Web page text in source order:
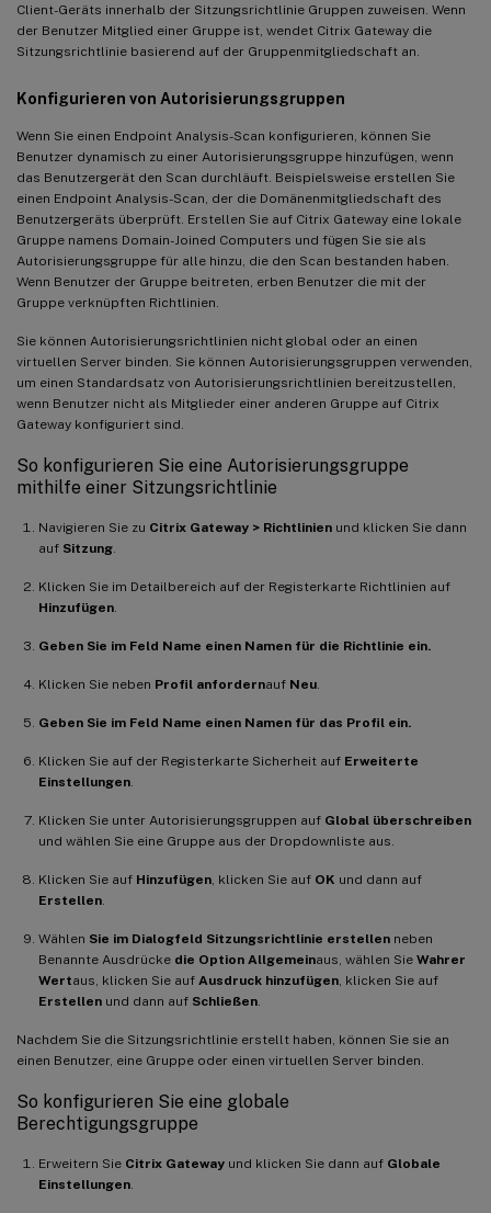
Client-Geräts innerhalb der Sitzungsrichtlinie Gruppen zuweisen. Wenn
der Benutzer Mitglied einer Gruppe ist, wendet Citrix Gateway die
Sitzungsrichtlinie basierend auf der Gruppenmitgliedschaft an.
Konfigurieren von Autorisierungsgruppen
Wenn Sie einen Endpoint Analysis-Scan konfigurieren, können Sie
Benutzer dynamisch zu einer Autorisierungsgruppe hinzufügen, wenn
das Benutzergerät den Scan durchläuft. Beispielsweise erstellen Sie
einen Endpoint Analysis-Scan, der die Domänenmitgliedschaft des
Benutzergeräts überprüft. Erstellen Sie auf Citrix Gateway eine lokale
Gruppe namens Domain-Joined Computers und fügen Sie sie als
Autorisierungsgruppe für alle hinzu, die den Scan bestanden haben.
Wenn Benutzer der Gruppe beitreten, erben Benutzer die mit der
Gruppe verknüpften Richtlinien.
Sie können Autorisierungsrichtlinien nicht global oder an einen
virtuellen Server binden. Sie können Autorisierungsgruppen verwenden,
um einen Standardsatz von Autorisierungsrichtlinien bereitzustellen,
wenn Benutzer nicht als Mitglieder einer anderen Gruppe auf Citrix
Gateway konfiguriert sind.
So konfigurieren Sie eine Autorisierungsgruppe
mithilfe einer Sitzungsrichtlinie
Navigieren Sie zu Citrix Gateway > Richtlinien und klicken Sie dann
auf Sitzung
Klicken Sie im Detailbereich auf der Registerkarte Richtlinien auf
Hinzufügen
Geben Sie im Feld Name einen Namen für die Richtlinie ein.
Klicken Sie neben Profil anfordernauf Neu
Geben Sie im Feld Name einen Namen für das Profil ein.
Klicken Sie auf der Registerkarte Sicherheit auf Erweiterte
Einstellungen
Klicken Sie unter Autorisierungsgruppen auf Global überschreiben
und wählen Sie eine Gruppe aus der Dropdownliste aus.
Klicken Sie auf Hinzufügen , klicken Sie auf OK und dann auf
Erstellen
Wählen Sie im Dialogfeld Sitzungsrichtlinie erstellen neben
Benannte Ausdrücke die Option Allgemeinaus, wählen Sie Wahrer
Wertaus, klicken Sie auf Ausdruck hinzufügen , klicken Sie auf
Erstellen und dann auf Schließen
Nachdem Sie die Sitzungsrichtlinie erstellt haben, können Sie sie an
einen Benutzer, eine Gruppe oder einen virtuellen Server binden.
So konfigurieren Sie eine globale
Berechtigungsgruppe
Erweitern Sie Citrix Gateway und klicken Sie dann auf Globale
Einstellungen